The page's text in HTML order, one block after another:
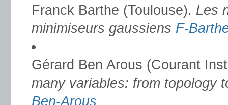
Franck Barthe (Toulouse). Les
minimiseurs gaussiens F-
Gérard Ben Arous (Courant
many variables: from topology
Ben-Arous